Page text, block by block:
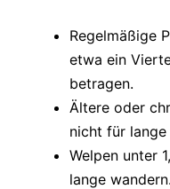
Regelmäßige
etwa ein
betragen.
Ältere oder
nicht für
Welpen unter
lange wandern.